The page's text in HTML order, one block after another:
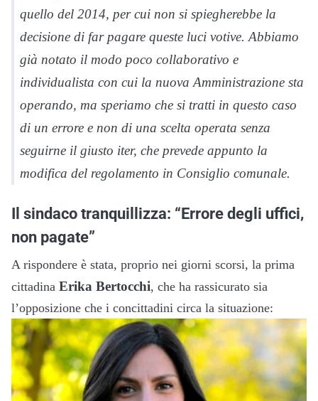
quello del 2014, per cui non si spiegherebbe la
decisione di far pagare queste luci votive. Abbiamo
già notato il modo poco collaborativo e
individualista con cui la nuova Amministrazione sta
operando, ma speriamo che si tratti in questo caso
di un errore e non di una scelta operata senza
seguirne il giusto iter, che prevede appunto la
modifica del regolamento in Consiglio comunale.
Il sindaco tranquillizza: “Errore degli uffici,
non pagate”
A rispondere è stata, proprio nei giorni scorsi, la prima
cittadina Erika Bertocchi, che ha rassicurato sia
l’opposizione che i concittadini circa la situazione: